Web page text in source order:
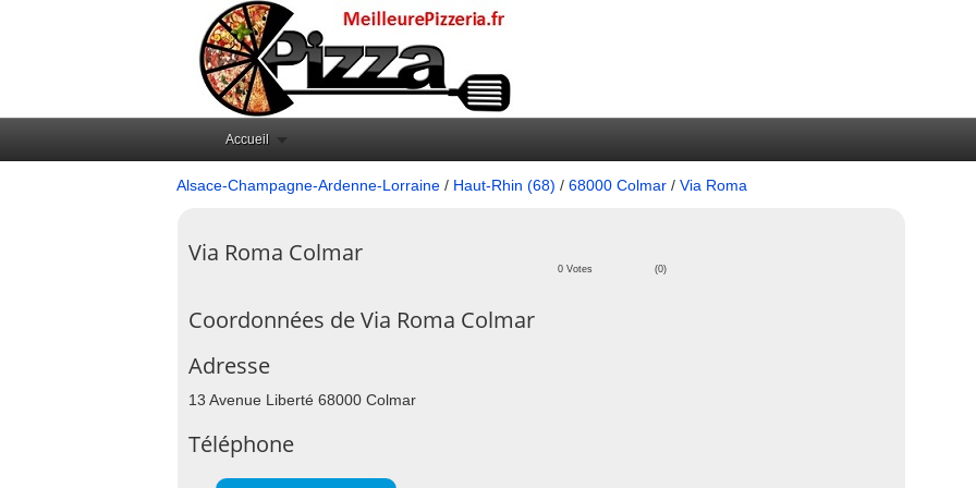
Accueil
Alsace-Champagne-Ardenne-Lorraine / Haut-Rhin (68) / 68000 Colmar / Via Roma
Via Roma Colmar
0 Votes (0)
Coordonnées de Via Roma Colmar
Adresse
13 Avenue Liberté 68000 Colmar
Téléphone